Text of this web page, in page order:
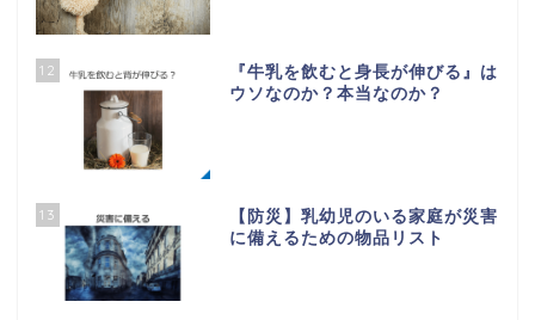
12
『牛乳を飲むと身長が伸びる』は
ウソなのか？本当なのか？
13
【防災】乳幼児のいる家庭が災害
に備えるための物品リスト